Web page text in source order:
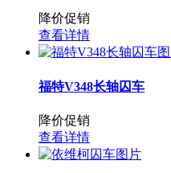
降价促销
查看详情
福特V348长轴囚车
降价促销
查看详情